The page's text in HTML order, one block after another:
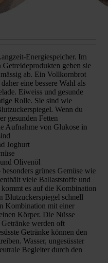
Energiespeicher. Im
Getreideprodukten geben sie
ab. Ein Vollkornbrot
eine bessere Wahl als
Eiweiss und gesunde
Rolle. Sie sind wie
Wenn du
gesunden Fetten
Aufnahme von Glukose in
Joghurt
Olivenöl
grünes Gemüse wie
viele Ballaststoffe und
es auf die Kombination
Blutzuckerspiegel schnell
Kombination mit einer
Körper. Die Nüsse
werden oft
Getränke können den
Wasser, ungesüsster
Begleiter durch den